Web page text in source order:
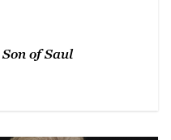
Son of Saul